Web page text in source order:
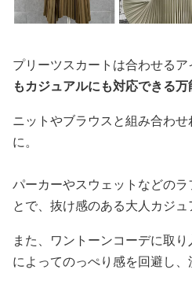
プリーツスカートは合わせるア
もカジュアルにも対応できる
ニットやブラウスと組み合わ
に。
パーカーやスウェットなどの
とで、抜け感のある大人カジュ
また、ワントーンコーデに取
によってのっぺり感を回避し、